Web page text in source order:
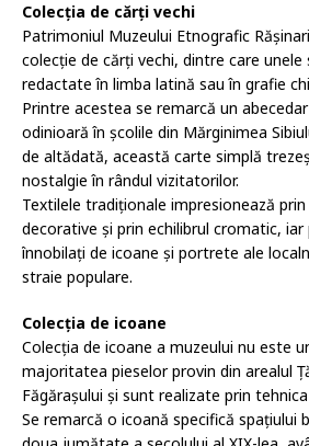
Colecția de cărți vechi
Patrimoniul Muzeului Etnografic
colecție de cărți vechi, dintre care
redactate în limba latină sau în grafie
Printre acestea se remarcă un
odinioară în școlile din Mărginimea
de altădată, această carte simplă
nostalgie în rândul vizitatorilor.
Textilele tradiționale impresionează
decorative și prin echilibrul cromatic,
înnobilați de icoane și portrete ale
straie populare.
Colecția de icoane
Colecția de icoane a muzeului nu este
majoritatea pieselor provin din arealul
Făgărașului și sunt realizate prin
Se remarcă o icoană specifică spațiului